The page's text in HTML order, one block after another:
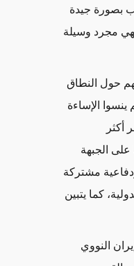
بصورة جيدة
مجرد وسيلة
حول النطاق
ينسوا الإساءة
أكثر
الجبهة
مشتركة
كما يتبين
النووي